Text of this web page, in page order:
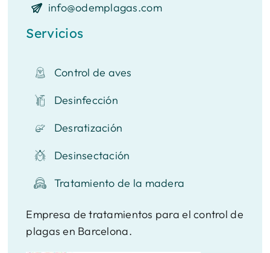
info@odemplagas.com
Servicios
Control de aves
Desinfección
Desratización
Desinsectación
Tratamiento de la madera
Empresa de tratamientos para el control de
plagas en Barcelona.